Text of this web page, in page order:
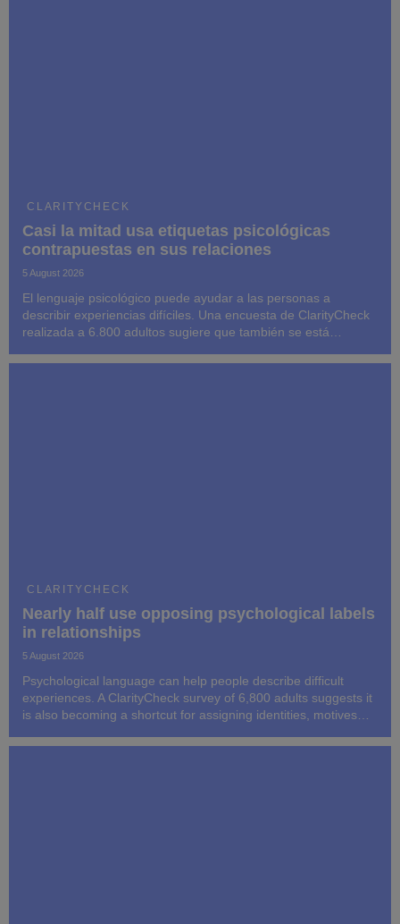
CLARITYCHECK
Casi la mitad usa etiquetas psicológicas
contrapuestas en sus relaciones
5 August 2026
El lenguaje psicológico puede ayudar a las personas a
describir experiencias difíciles. Una encuesta de ClarityCheck
realizada a 6.800 adultos sugiere que también se está
motivaciones y culpas a personas cuyo comportami...
CLARITYCHECK
Nearly half use opposing psychological labels
in relationships
5 August 2026
Psychological language can help people describe difficult
experiences. A ClarityCheck survey of 6,800 adults suggests it
is also becoming a shortcut for assigning identities, motives
understood.